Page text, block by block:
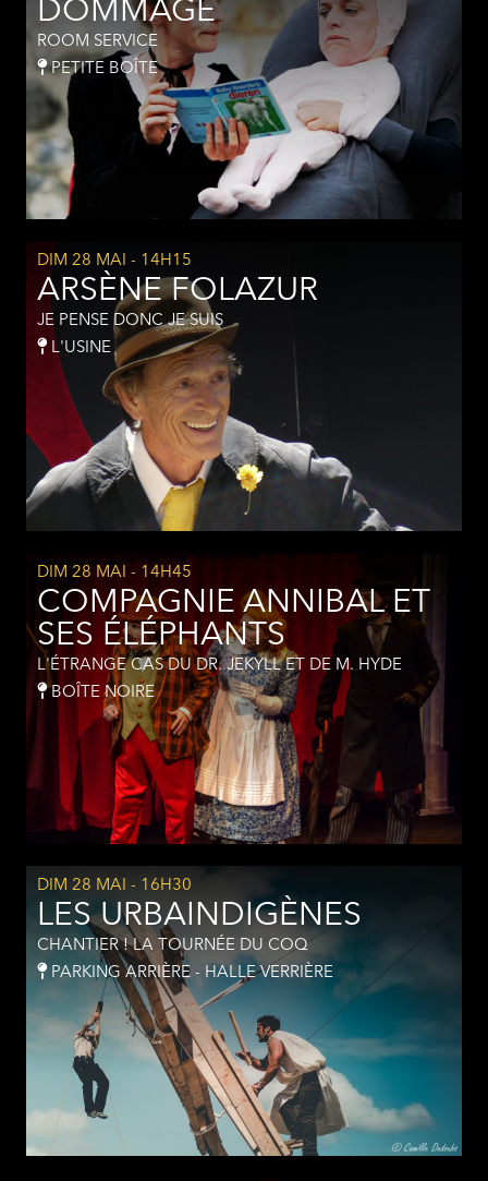
DOMMAGE
ROOM SERVICE
PETITE BOÎTE
DIM 28 MAI - 14H15
ARSÈNE FOLAZUR
JE PENSE DONC JE SUIS
L'USINE
DIM 28 MAI - 14H45
COMPAGNIE ANNIBAL ET
SES ÉLÉPHANTS
L'ÉTRANGE CAS DU DR. JEKYLL ET DE M. HYDE
BOÎTE NOIRE
DIM 28 MAI - 16H30
LES URBAINDIGÈNES
CHANTIER ! LA TOURNÉE DU COQ
PARKING ARRIÈRE - HALLE VERRIÈRE